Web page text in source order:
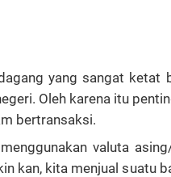
yang sangat ketat
Oleh karena itu
bertransaksi.
valuta
kan, kita menjual suatu